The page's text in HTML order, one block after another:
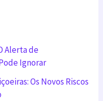
Alerta de
Ignorar
Os Novos Riscos